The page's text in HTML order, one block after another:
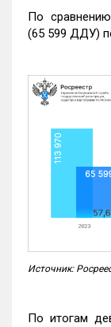
По
(65 599 ДДУ)
Источник:
По итогам